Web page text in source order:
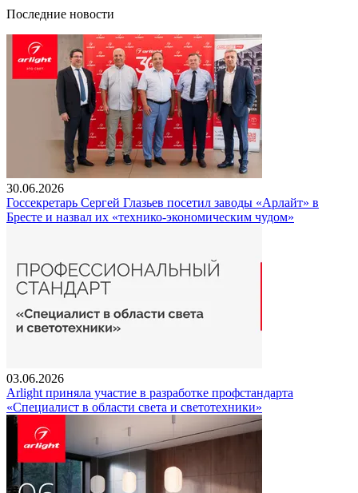
Последние новости
30.06.2026
Госсекретарь Сергей Глазьев посетил заводы «Арлайт» в
Бресте и назвал их «технико-экономическим чудом»
03.06.2026
Arlight приняла участие в разработке профстандарта
«Специалист в области света и светотехники»